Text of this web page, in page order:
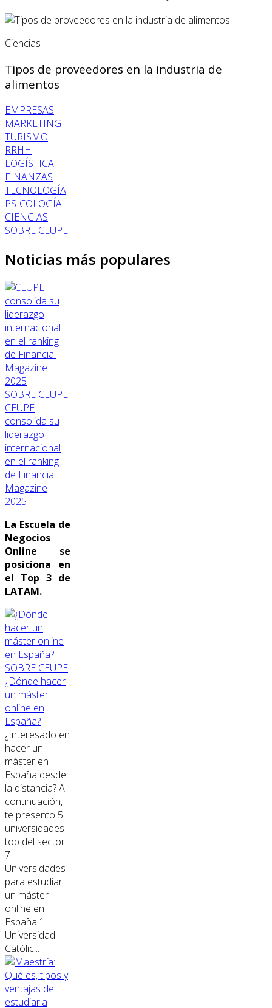
Ciencias
Tipos de proveedores en la industria de
alimentos
EMPRESAS
MARKETING
TURISMO
RRHH
LOGÍSTICA
FINANZAS
TECNOLOGÍA
PSICOLOGÍA
CIENCIAS
SOBRE CEUPE
Noticias más populares
SOBRE CEUPE
CEUPE
consolida su
liderazgo
internacional
en el ranking
de Financial
Magazine
2025
La Escuela de
Negocios
Online se
posiciona en
el Top 3 de
LATAM.
SOBRE CEUPE
¿Dónde hacer
un máster
online en
España?
¿Interesado en
hacer un
máster en
España desde
la distancia? A
continuación,
te presento 5
universidades
top del sector.
7
Universidades
para estudiar
un máster
online en
España 1.
Universidad
Católic...